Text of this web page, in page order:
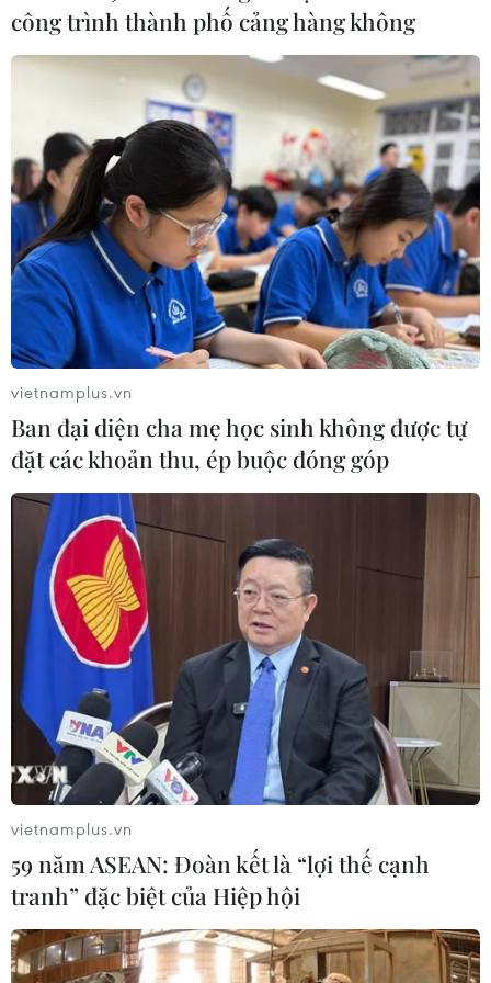
3/8: Việt Nam quyết đấu Indonesia
03/08/2026 01:40
Nhận định Việt Nam vs
Indonesia: Thầy Kim cần thay đổi để
giành chiến thắng?
03/08/2026 00:06
Xem thêm
Tổng Biên tập: TRẦN TIẾN DUẨN
Phó Tổng Biên tập: NGUYỄN THỊ TÁM, KHÚC THANH
THỦY
Sở hữu trí tuệ
Quy định sử dụng
RSS
Hỗ trợ
Ngôn ngữ
TTXVN
Dịch vụ tin
Quảng cáo
Liên hệ
cấp ngày 11/9/2008.
Quảng cáo: Phó TBT Nguyễn Thị Tám: 093.5958688, Email:
công trình thành phố cảng hàng không
vietnamplus.vn
Ban đại diện cha mẹ học sinh không được tự
đặt các khoản thu, ép buộc đóng góp
vietnamplus.vn
59 năm ASEAN: Đoàn kết là “lợi thế cạnh
tranh” đặc biệt của Hiệp hội